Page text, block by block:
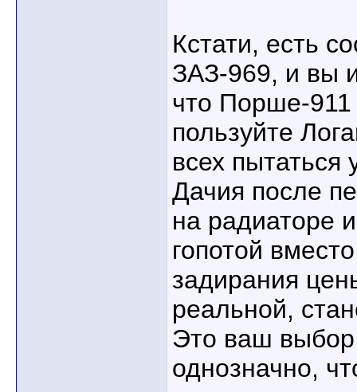
Кстати, есть
ЗАЗ-969, и вы
что Порше-
пользуйте
всех пытаться
Дачия после
на радиаторе
гопотой
задирания
реальной,
Это ваш
однозначно,